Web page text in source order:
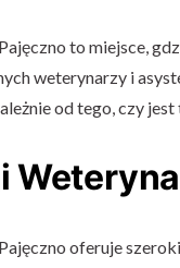
to miejsce,
weterynarzy i
od tego, czy
oferuje